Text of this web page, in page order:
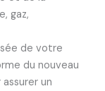
gaz,
de votre
du nouveau
un